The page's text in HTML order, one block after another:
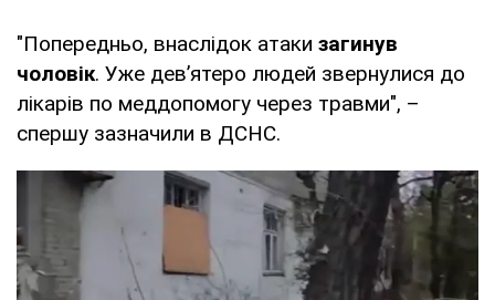
"Попередньо, внаслідок атаки загинув
чоловік. Уже дев’ятеро людей звернулися до
лікарів по меддопомогу через травми", –
спершу зазначили в ДСНС.